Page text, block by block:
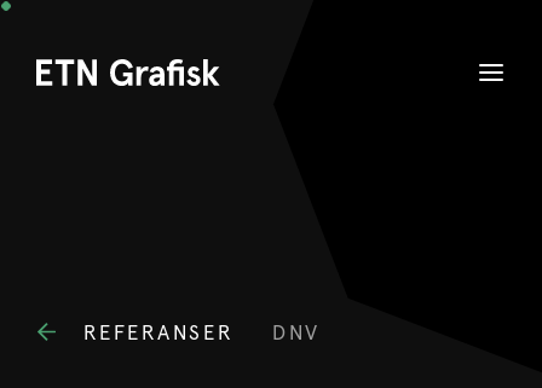
REFERANSER DNV